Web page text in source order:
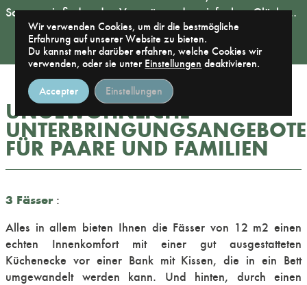
Sonne, wir finden das Vergnügen des einfachen Glücks…
UNGEWÖHNLICHE
UNTERBRINGUNGSANGEBOTE
FÜR PAARE UND FAMILIEN
3 Fässer:
Alles in allem bieten Ihnen die Fässer von 12 m2 einen
echten Innenkomfort mit einer gut ausgestatteten
Küchenecke vor einer Bank mit Kissen, die in ein Bett
umgewandelt werden kann. Und hinten, durch einen
Wir verwenden Cookies, um dir die bestmögliche
Erfahrung auf unserer Website zu bieten.
Du kannst mehr darüber erfahren, welche Cookies wir
verwenden, oder sie unter Einstellungen deaktivieren.
Accepter Einstellungen